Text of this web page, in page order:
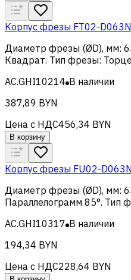
Корпус фрезы FT02-
Диаметр фрезы (ØD), мм:
Квадрат. Тип фрезы:
AC.GHI10214 В наличии
387,89 BYN
Цена с НДС456,34 BYN
В корзину
Корпус фрезы FU02-
Диаметр фрезы (ØD), мм:
Параллелограмм 85°. Тип
AC.GHI10317 В наличии
194,34 BYN
Цена с НДС228,64 BYN